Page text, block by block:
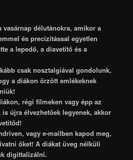
vasárnap délutánokra, amikor a
és precizitással egyetlen
a lepedő, a diavetítő és a
csak nosztalgiával gondolunk,
a diákon őrzött emlékeknek
régi filmeken vagy épp az
újra élvezhetőek legyenek, akkor
vagy e-mailben kapod meg,
őket! A diákat üveg nélküli
digittalizálni.